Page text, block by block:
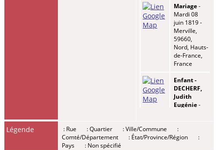
Mariage-
Mardi 08
juin 1819 -
Merville,
59660,
Nord, Hauts-
de-France,
France
Enfant -
DECHERF,
Judith
Eugénie-
Lestrem,
62136, Pas-
Légende : Rue : Quartier : Ville/Commune
:
Comté/Département
: État/Province/Région
:
Pays
: Non spécifié